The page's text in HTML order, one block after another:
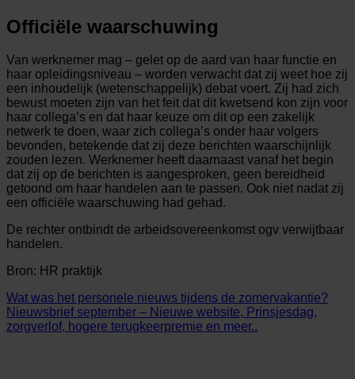
Officiële waarschuwing
Van werknemer mag – gelet op de aard van haar functie en
haar opleidingsniveau – worden verwacht dat zij weet hoe zij
een inhoudelijk (wetenschappelijk) debat voert. Zij had zich
bewust moeten zijn van het feit dat dit kwetsend kon zijn voor
haar collega’s en dat haar keuze om dit op een zakelijk
netwerk te doen, waar zich collega’s onder haar volgers
bevonden, betekende dat zij deze berichten waarschijnlijk
zouden lezen. Werknemer heeft daarnaast vanaf het begin
dat zij op de berichten is aangesproken, geen bereidheid
getoond om haar handelen aan te passen. Ook niet nadat zij
een officiële waarschuwing had gehad.
De rechter ontbindt de arbeidsovereenkomst ogv verwijtbaar
handelen.
Bron: HR praktijk
Wat was het personele nieuws tijdens de zomervakantie?
Nieuwsbrief september – Nieuwe website, Prinsjesdag,
zorgverlof, hogere terugkeerpremie en meer..